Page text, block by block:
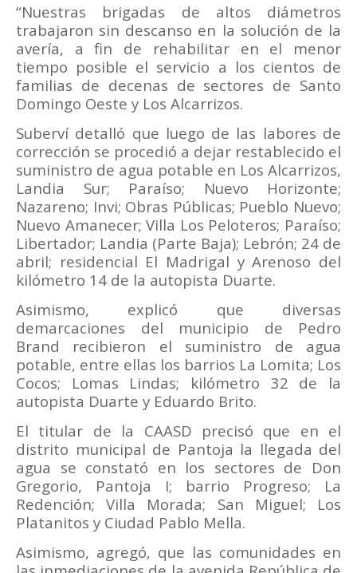
“Nuestras brigadas de altos diámetros
trabajaron sin descanso en la solución de la
avería, a fin de rehabilitar en el menor
tiempo posible el servicio a los cientos de
familias de decenas de sectores de Santo
Domingo Oeste y Los Alcarrizos.
Suberví detalló que luego de las labores de
corrección se procedió a dejar restablecido el
suministro de agua potable en Los Alcarrizos,
Landia Sur; Paraíso; Nuevo Horizonte;
Nazareno; Invi; Obras Públicas; Pueblo Nuevo;
Nuevo Amanecer; Villa Los Peloteros; Paraíso;
Libertador; Landia (Parte Baja); Lebrón; 24 de
abril; residencial El Madrigal y Arenoso del
kilómetro 14 de la autopista Duarte.
Asimismo, explicó que diversas
demarcaciones del municipio de Pedro
Brand recibieron el suministro de agua
potable, entre ellas los barrios La Lomita; Los
Cocos; Lomas Lindas; kilómetro 32 de la
autopista Duarte y Eduardo Brito.
El titular de la CAASD precisó que en el
distrito municipal de Pantoja la llegada del
agua se constató en los sectores de Don
Gregorio, Pantoja I; barrio Progreso; La
Redención; Villa Morada; San Miguel; Los
Platanitos y Ciudad Pablo Mella.
Asimismo, agregó, que las comunidades en